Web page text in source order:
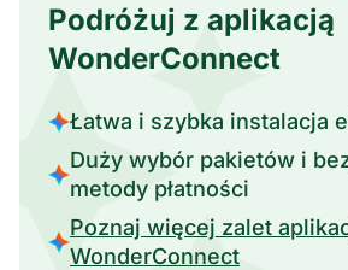
Podróżuj z aplikacją
WonderConnect
Łatwa i szybka instalacja
Duży wybór pakietów i
metody płatności
Poznaj więcej zalet
WonderConnect